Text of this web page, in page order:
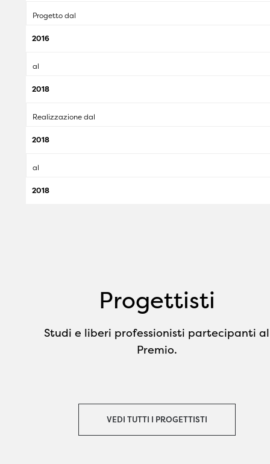
Progetto dal
2016
al
2018
Realizzazione dal
2018
al
2018
Progettisti
Studi e liberi professionisti partecipanti al
Premio.
VEDI TUTTI I PROGETTISTI